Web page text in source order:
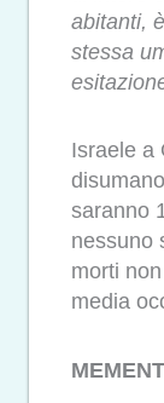
abitanti,
stessa
Israele a
saranno
nessuno
morti
media